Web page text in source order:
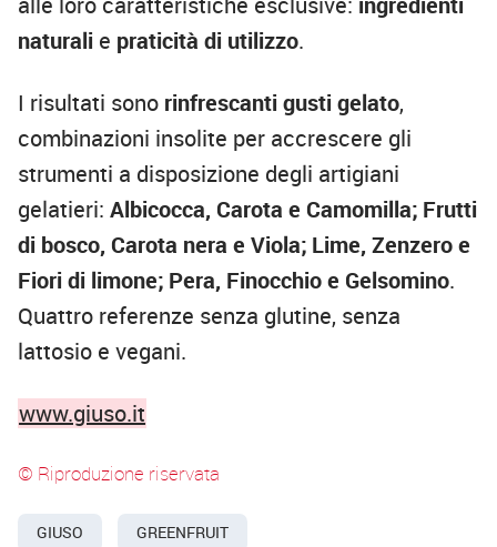
naturali e praticità di utilizzo.
I risultati sono rinfrescanti gusti gelato,
combinazioni insolite per accrescere gli
strumenti a disposizione degli artigiani
gelatieri: Albicocca, Carota e Camomilla; Frutti
di bosco, Carota nera e Viola; Lime, Zenzero e
Fiori di limone; Pera, Finocchio e Gelsomino.
Quattro referenze senza glutine, senza
lattosio e vegani.
www.giuso.it
© Riproduzione riservata
GIUSO GREENFRUIT